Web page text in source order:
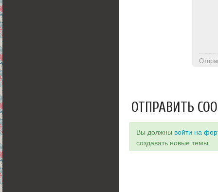
ОТПРАВИТЬ
Вы должны войти на
создавать новые темы.